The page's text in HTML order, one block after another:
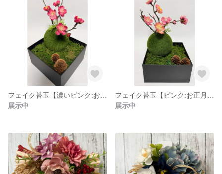
展示中
展示中